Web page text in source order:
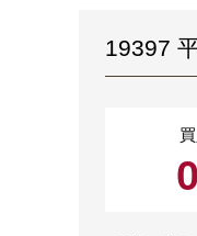
19397